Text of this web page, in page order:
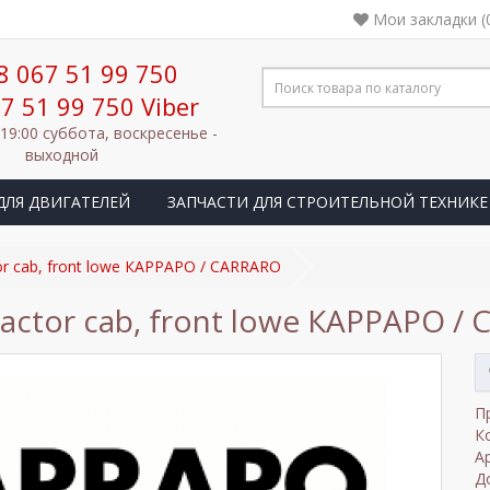
Мои закладки
067 51 99 750
51 99 750 Viber
суббота, воскресенье -
выходной
ДВИГАТЕЛЕЙ ЗАПЧАСТИ ДЛЯ СТРОИТЕЛЬНОЙ ТЕХНИКЕ
cab, front lowe КАРРАРО / CARRARO
cab, front lowe КАРРАРО /